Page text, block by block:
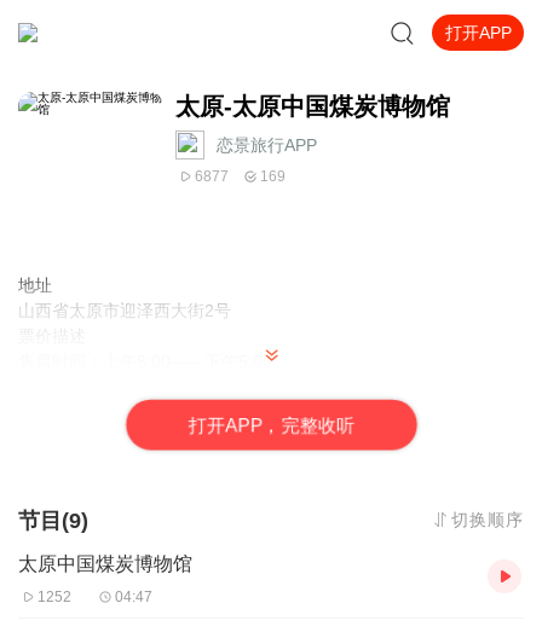
打开APP
太原-太原中国煤炭博物馆
恋景旅行APP
6877 169
地址
山西省太原市迎泽西大街2号
售票时间：上午8:00——下午5:00
路、618支路、859路公交汽车，迎泽桥西站下车。 乘公交车：1
路、38路、52路、308路、611路、618路、618支路、809路、813
路、822路、848路、855路、859路、865路、868路、903路、905
路，迎泽桥西站下车。
打开APP，完整收听
节目(9) 切换顺序
太原中国煤炭博物馆
1252 04:47